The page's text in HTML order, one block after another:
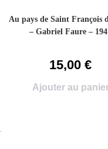
Au pays de Saint François
– Gabriel Faure –
15,00€
Ajouter au